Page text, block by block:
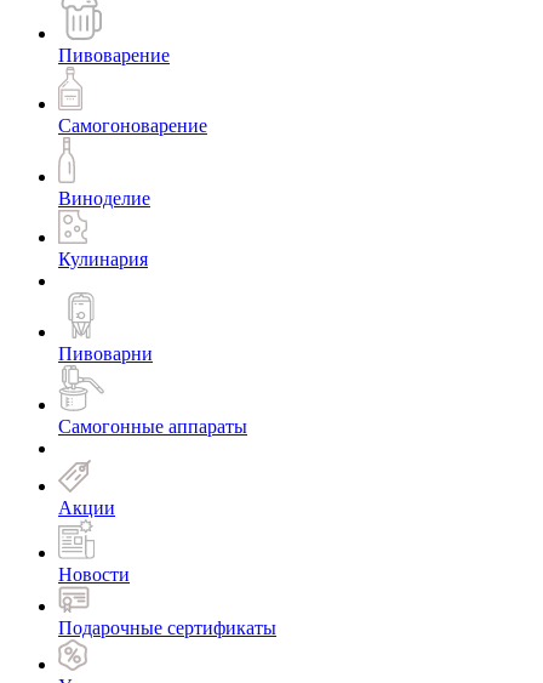
Пивоварение
Самогоноварение
Виноделие
Кулинария
Пивоварни
Самогонные аппараты
Акции
Новости
Подарочные сертификаты